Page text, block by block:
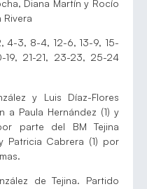
Diana Martín y Rocío
Rivera
4-3, 8-4, 12-6, 13-9, 15-
19, 21-21, 23-23, 25-24
y Luis Díaz-Flores
a Paula Hernández (1) y
parte del BM Tejina
Patricia Cabrera (1) por
de Tejina. Partido